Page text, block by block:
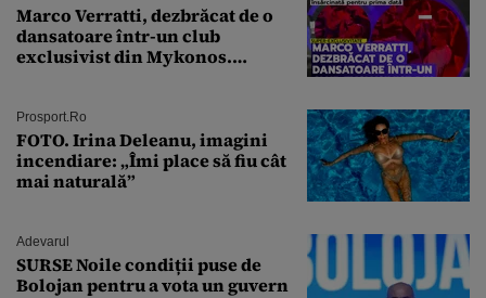
Marco Verratti, dezbrăcat de o
dansatoare într-un club
exclusivist din Mykonos.
Prosport.ro
FOTO. Irina Deleanu, imagini
incendiare: „Îmi place să fiu cât
mai naturală”
Adevarul
SURSE Noile condiții puse de
Bolojan pentru a vota un guvern